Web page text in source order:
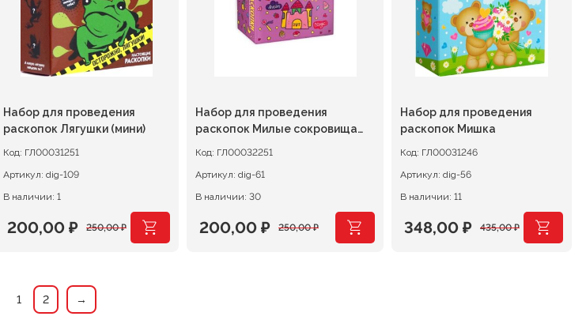
Набор для проведения
раскопок Лягушки (мини)
Код: ГЛ00031251
Артикул: dig-109
В наличии: 1
250,00₽
Первоначальная
составляла
250,00 ₽.
200,00 ₽
Текущая
200,00 ₽.
Набор для проведения
раскопок Милые сокровища
Код: ГЛ00032251
Артикул: dig-61
В наличии: 30
250,00₽
Первоначальная
200,00 ₽
Текущая
Набор для проведения
раскопок Мишка
Код: ГЛ00031246
Артикул: dig-56
В наличии: 11
435,00₽
Первоначальная
348,00 ₽
Текущая
1 2 →